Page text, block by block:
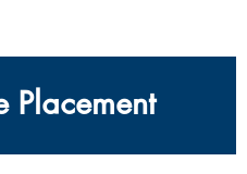
Placement